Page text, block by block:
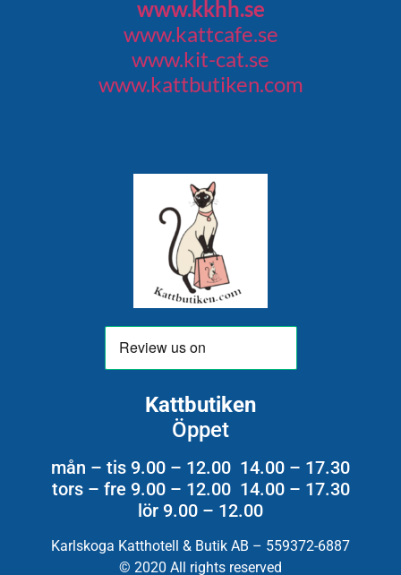
www.kkhh.se
www.kattcafe.se
www.kit-cat.se
www.kattbutiken.com
Kattbutiken
Öppet
mån – tis 9.00 – 12.00 14.00 – 17.30
tors – fre 9.00 – 12.00 14.00 – 17.30
lör 9.00 – 12.00
Karlskoga Katthotell & Butik AB – 559372-6887
© 2020 All rights reserved